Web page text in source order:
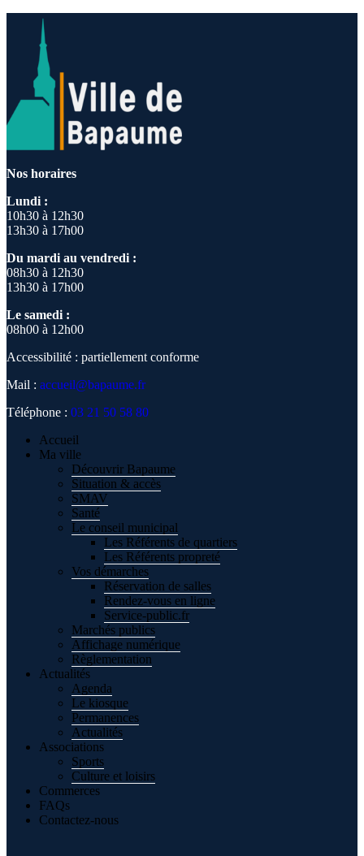
Nos horaires
Lundi :
10h30 à 12h30
13h30 à 17h00
Du mardi au vendredi :
08h30 à 12h30
13h30 à 17h00
Le samedi :
08h00 à 12h00
Accessibilité : partiellement conforme
Mail : accueil@bapaume.fr
Téléphone : 03 21 50 58 80
Accueil
Ma ville
Découvrir Bapaume
Situation & accès
SMAV
Santé
Le conseil municipal
Les Référents de quartiers
Les Référents propreté
Vos démarches
Réservation de salles
Rendez-vous en ligne
Service-public.fr
Marchés publics
Affichage numérique
Règlementation
Actualités
Agenda
Le kiosque
Permanences
Actualités
Associations
Sports
Culture et loisirs
Commerces
FAQs
Contactez-nous